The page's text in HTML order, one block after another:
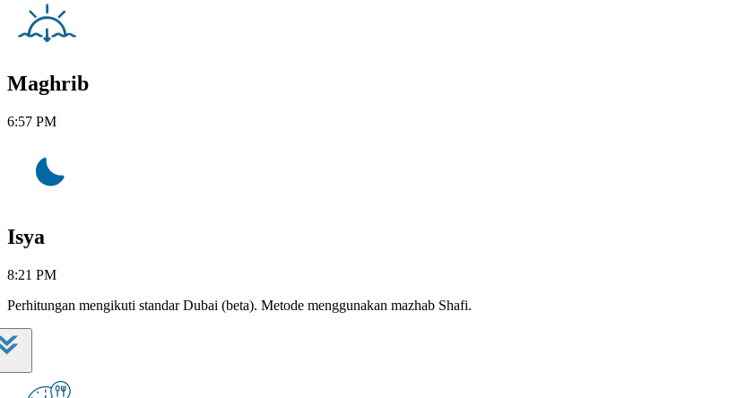
Maghrib
6:57 PM
Isya
8:21 PM
Perhitungan mengikuti standar Dubai (beta). Metode menggunakan mazhab Shafi.